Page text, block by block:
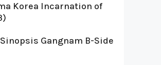
Korea Incarnation of
Gangnam B-Side